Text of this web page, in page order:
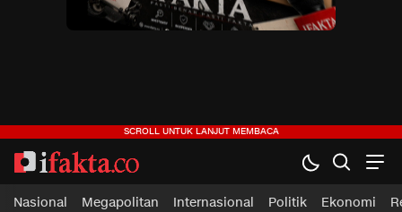
ifakta.co
#pastibenar
Nasional Megapolitan Internasional Politik Ekonomi